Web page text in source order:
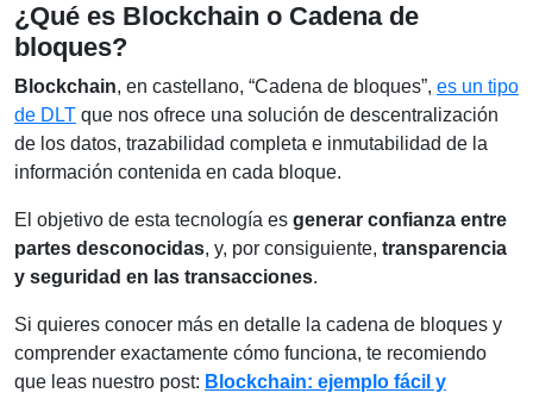
¿Qué es Blockchain o Cadena de
bloques?
Blockchain, en castellano, “Cadena de bloques”, es un tipo
de DLT que nos ofrece una solución de descentralización
de los datos, trazabilidad completa e inmutabilidad de la
información contenida en cada bloque.
El objetivo de esta tecnología es generar confianza entre
partes desconocidas, y, por consiguiente, transparencia
y seguridad en las transacciones.
Si quieres conocer más en detalle la cadena de bloques y
comprender exactamente cómo funciona, te recomiendo
que leas nuestro post: Blockchain: ejemplo fácil y